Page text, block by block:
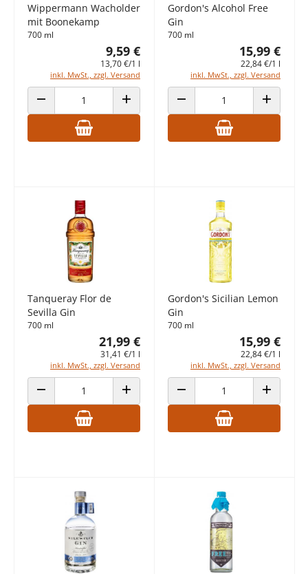
Wippermann Wacholder
mit Boonekamp
700 ml
9,59 €
13,70 €/1 l
inkl. MwSt., zzgl. Versand
ANZAHL VERRINGERN ANZAHL ERHÖHEN
Gordon's Alcohol Free
Gin
700 ml
15,99 €
22,84 €/1 l
inkl. MwSt., zzgl. Versand
ANZAHL VERRINGERN ANZAHL
Tanqueray Flor de
Sevilla Gin
700 ml
21,99 €
31,41 €/1 l
inkl. MwSt., zzgl. Versand
ANZAHL VERRINGERN ANZAHL ERHÖHEN
Gordon's Sicilian Lemon
Gin
700 ml
15,99 €
22,84 €/1 l
inkl. MwSt., zzgl. Versand
ANZAHL VERRINGERN ANZAHL